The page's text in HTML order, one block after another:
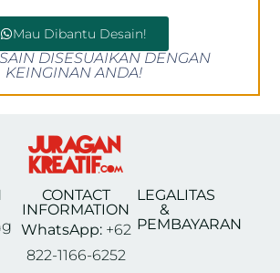
Mau Dibantu Desain!
DISESUAIKAN DENGAN
KEINGINAN ANDA!
CONTACT
INFORMATION
WhatsApp:+62
822-1166-6252
LEGALITAS
&
PEMBAYARAN